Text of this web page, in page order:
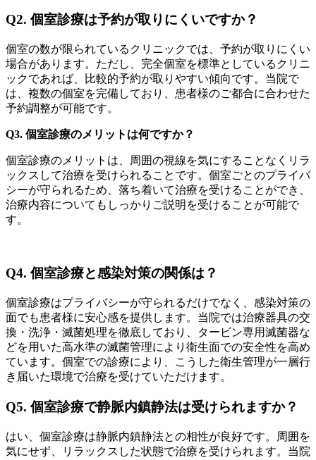
Q2. 個室診療は予約が取りにくいですか？
個室の数が限られているクリニックでは、予約が取りにくい
場合があります。ただし、完全個室を標準としているクリニ
ックであれば、比較的予約が取りやすい傾向です。当院で
は、複数の個室を完備しており、患者様のご都合に合わせた
予約調整が可能です。
Q3. 個室診療のメリットは何ですか？
個室診療のメリットは、周囲の視線を気にすることなくリラ
ックスして治療を受けられることです。個室ごとのプライバ
シーが守られるため、落ち着いて治療を受けることができ、
治療内容についてもしっかりご説明を受けることが可能で
す。
Q4. 個室診療と感染対策の関係は？
個室診療はプライバシーが守られるだけでなく、感染対策の
面でも患者様に安心感を提供します。当院では治療器具の交
換・洗浄・滅菌処理を徹底しており、タービン専用滅菌器な
どを用いた高水準の滅菌管理により衛生面での安全性を高め
ています。個室での診療により、こうした衛生管理が一層行
き届いた環境で治療を受けていただけます。
Q5. 個室診療で静脈内鎮静法は受けられますか？
はい、個室診療は静脈内鎮静法との相性が良好です。周囲を
気にせず、リラックスした状態で治療を受けられます。当院